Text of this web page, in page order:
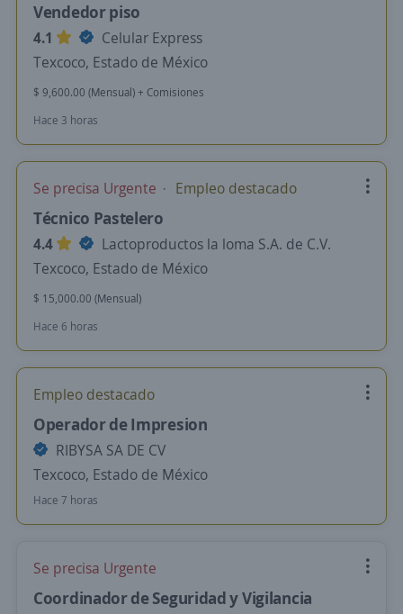
Vendedor piso
4.1
Celular Express
Texcoco, Estado de México
$ 9,600.00 (Mensual) + Comisiones
Hace 3 horas
Se precisa Urgente Empleo destacado
Técnico Pastelero
4.4
Lactoproductos la loma S.A. de C.V.
Texcoco, Estado de México
$ 15,000.00 (Mensual)
Hace 6 horas
Empleo destacado
Operador de Impresion
RIBYSA SA DE CV
Texcoco, Estado de México
Hace 7 horas
Se precisa Urgente
Coordinador de Seguridad y Vigilancia